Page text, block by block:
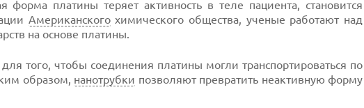
платины теряет активность в теле пациента, становится
Американскогохимического общества, ученые работают над
на основе платины.
того, чтобы соединения платины могли транспортироваться по
образом, нанотрубки позволяют превратить неактивную форму